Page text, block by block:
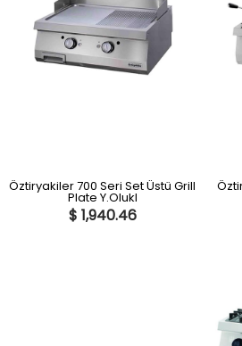
Öztiryakiler 700 Seri Set Üstü Grill
Plate Y.Olukl
$ 1,940.46